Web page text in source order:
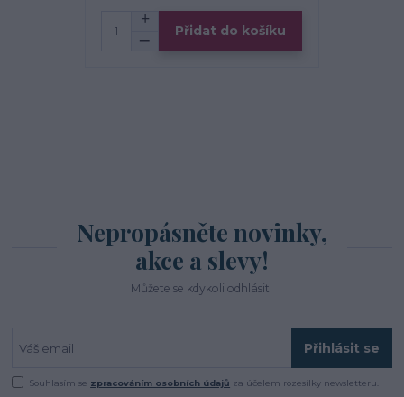
Přidat do košíku
Nepropásněte novinky,
akce a slevy!
Můžete se kdykoli odhlásit.
Přihlásit se
Souhlasím se zpracováním osobních údajů za účelem rozesílky newsletteru.